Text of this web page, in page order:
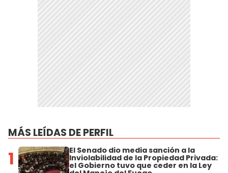
MÁS LEÍDAS DE PERFIL
1 El Senado dio media sanción a la
Inviolabilidad de la Propiedad Privada:
el Gobierno tuvo que ceder en la Ley